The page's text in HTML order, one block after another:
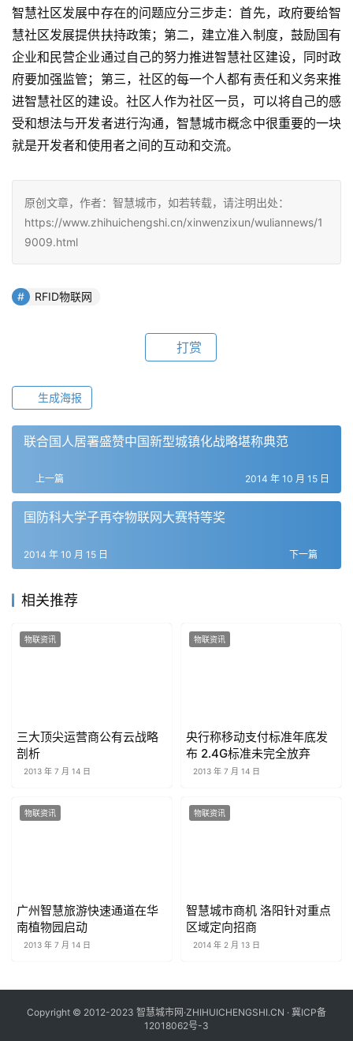
智慧社区发展中存在的问题应分三步走：首先，政府要给智
慧社区发展提供扶持政策；第二，建立准入制度，鼓励国有
企业和民营企业通过自己的努力推进智慧社区建设，同时政
府要加强监管；第三，社区的每一个人都有责任和义务来推
进智慧社区的建设。社区人作为社区一员，可以将自己的感
受和想法与开发者进行沟通，智慧城市概念中很重要的一块
就是开发者和使用者之间的互动和交流。
原创文章，作者：智慧城市，如若转载，请注明出处：
https://www.zhihuichengshi.cn/xinwenzixun/wuliannews/1
9009.html
RFID物联网
打赏
生成海报
联合国人居署盛赞中国新型城镇化战略堪称典范
上一篇 2014 年 10 月 15 日
国防科大学子再夺物联网大赛特等奖
下一篇
2014 年 10 月 15 日
相关推荐
物联资讯
三大顶尖运营商公有云战略
剖析
2013 年 7 月 14 日
物联资讯
央行称移动支付标准年底发
布 2.4G标准未完全放弃
2013 年 7 月 14 日
物联资讯
广州智慧旅游快速通道在华
南植物园启动
2013 年 7 月 14 日
物联资讯
智慧城市商机 洛阳针对重点
区域定向招商
2014 年 2 月 13 日
Copyright © 2012-2023 智慧城市网·ZHIHUICHENGSHI.CN · 冀ICP备
12018062号-3